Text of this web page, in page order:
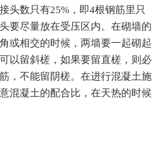
头数只有25%，即4根钢筋里只
要尽量放在受压区内。在砌墙的
或相交的时候，两墙要一起砌起
以留斜槎，如果要留直槎，则必
，不能留阴槎。在进行混凝土施
混凝土的配合比，在天热的时候